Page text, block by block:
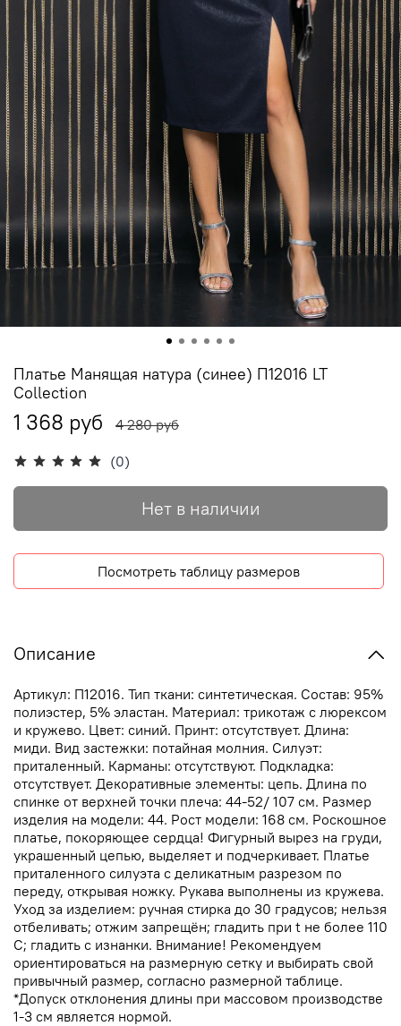
(0)
Платье Манящая натура (синее) П12016 LT
Collection
1 368 руб 4 280 руб
Нет в наличии
Посмотреть таблицу размеров
Описание
Артикул: П12016. Тип ткани: синтетическая. Состав: 95%
полиэстер, 5% эластан. Материал: трикотаж с люрексом
и кружево. Цвет: синий. Принт: отсутствует. Длина:
миди. Вид застежки: потайная молния. Силуэт:
приталенный. Карманы: отсутствуют. Подкладка:
отсутствует. Декоративные элементы: цепь. Длина по
спинке от верхней точки плеча: 44-52/ 107 см. Размер
изделия на модели: 44. Рост модели: 168 см. Роскошное
платье, покоряющее сердца! Фигурный вырез на груди,
украшенный цепью, выделяет и подчеркивает. Платье
приталенного силуэта с деликатным разрезом по
переду, открывая ножку. Рукава выполнены из кружева.
Уход за изделием: ручная стирка до 30 градусов; нельзя
отбеливать; отжим запрещён; гладить при t не более 110
С; гладить с изнанки. Внимание! Рекомендуем
ориентироваться на размерную сетку и выбирать свой
привычный размер, согласно размерной таблице.
*Допуск отклонения длины при массовом производстве
1-3 см является нормой.